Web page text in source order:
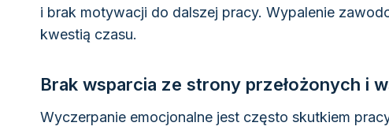
i brak motywacji do dalszej pracy. Wypalenie
kwestią czasu.
Brak wsparcia ze strony przełożonych i
Wyczerpanie emocjonalne jest często skutkiem